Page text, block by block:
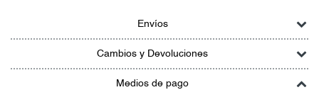
Envíos
Cambios y Devoluciones
Medios de pago